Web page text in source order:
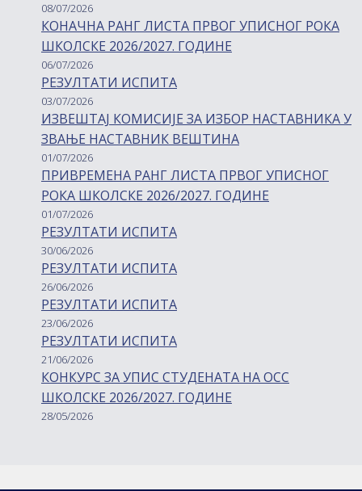
08/07/2026
КОНАЧНА РАНГ ЛИСТА ПРВОГ УПИСНОГ РОКА
ШКОЛСКЕ 2026/2027. ГОДИНЕ
06/07/2026
РЕЗУЛТАТИ ИСПИТА
03/07/2026
ИЗВЕШТАЈ КОМИСИЈЕ ЗА ИЗБОР НАСТАВНИКА У
ЗВАЊЕ НАСТАВНИК ВЕШТИНА
01/07/2026
ПРИВРЕМЕНА РАНГ ЛИСТА ПРВОГ УПИСНОГ
РОКА ШКОЛСКЕ 2026/2027. ГОДИНЕ
01/07/2026
РЕЗУЛТАТИ ИСПИТА
30/06/2026
РЕЗУЛТАТИ ИСПИТА
26/06/2026
РЕЗУЛТАТИ ИСПИТА
23/06/2026
РЕЗУЛТАТИ ИСПИТА
21/06/2026
КОНКУРС ЗА УПИС СТУДЕНАТА НА ОСС
ШКОЛСКЕ 2026/2027. ГОДИНЕ
28/05/2026